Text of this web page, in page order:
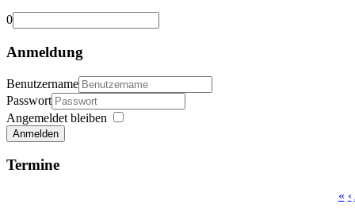
0
Anmeldung
Benutzername
Passwort
Angemeldet bleiben
Anmelden
Termine
« ‹